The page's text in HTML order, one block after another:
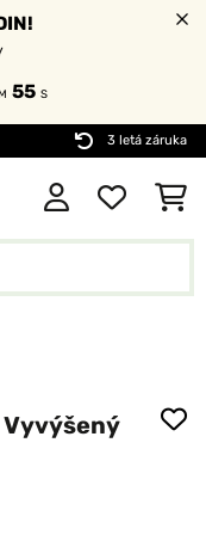
55 S
3 letá záruka